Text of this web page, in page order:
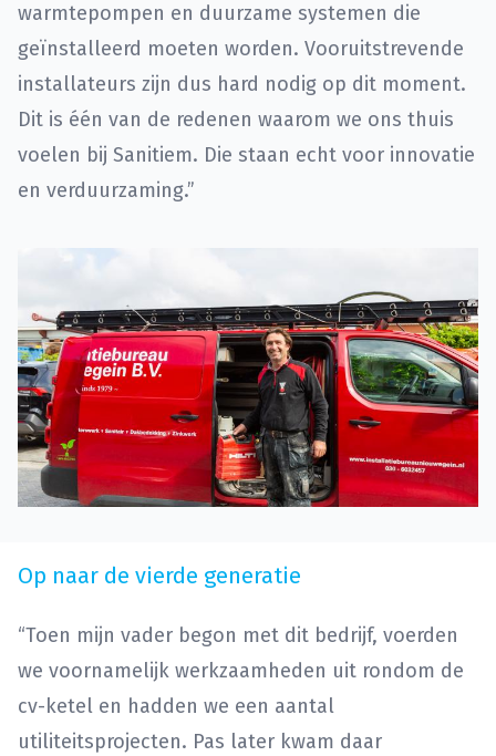
warmtepompen en duurzame systemen die
geïnstalleerd moeten worden. Vooruitstrevende
installateurs zijn dus hard nodig op dit moment.
Dit is één van de redenen waarom we ons thuis
voelen bij Sanitiem. Die staan echt voor innovatie
en verduurzaming.”
Op naar de vierde generatie
“Toen mijn vader begon met dit bedrijf, voerden
we voornamelijk werkzaamheden uit rondom de
cv-ketel en hadden we een aantal
utiliteitsprojecten. Pas later kwam daar